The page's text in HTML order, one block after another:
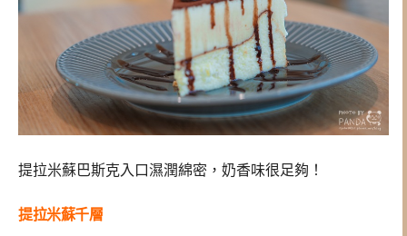
提拉米蘇巴斯克入口濕潤綿密，奶香味很足夠！
提拉米蘇千層